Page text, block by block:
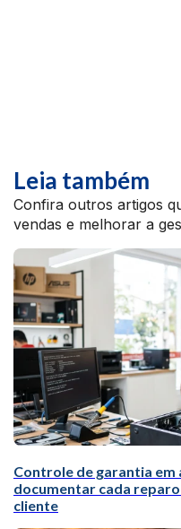
Leia também
Confira outros artigos
vendas e melhorar a
Controle de garantia em
documentar cada
cliente